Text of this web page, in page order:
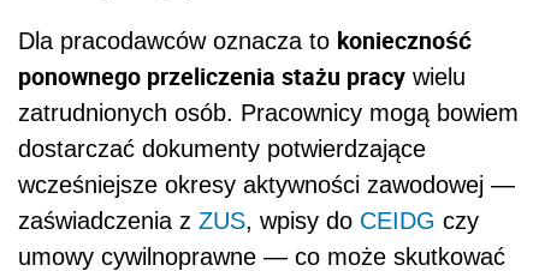
Dla pracodawców oznacza to konieczność
ponownego przeliczenia stażu pracy wielu
zatrudnionych osób. Pracownicy mogą bowiem
dostarczać dokumenty potwierdzające
wcześniejsze okresy aktywności zawodowej —
zaświadczenia z ZUS, wpisy do CEIDG czy
umowy cywilnoprawne — co może skutkować